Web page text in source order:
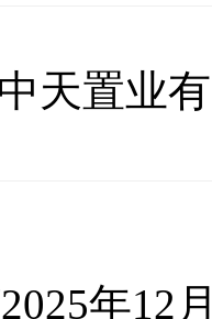
天置业
年12